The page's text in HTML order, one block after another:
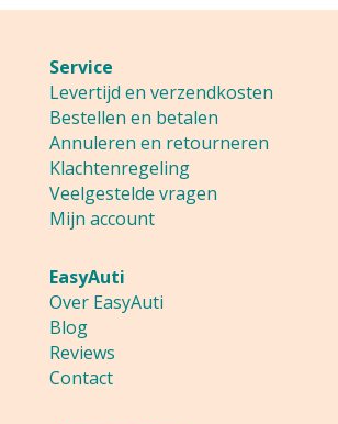
Service
Levertijd en verzendkosten
Bestellen en betalen
Annuleren en retourneren
Klachtenregeling
Veelgestelde vragen
Mijn account
EasyAuti
Over EasyAuti
Blog
Reviews
Contact